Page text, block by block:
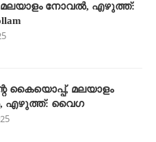
മലയാളം നോവൽ, എഴുത്ത്:
കൈയൊപ്പ്, മലയാളം
എഴുത്ത്: വൈഗ